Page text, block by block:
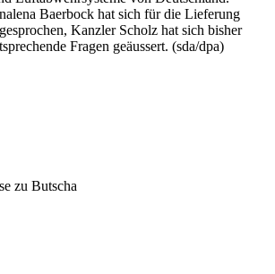
Baerbock hat sich für die Lieferung
Kanzler Scholz hat sich bisher
Fragen geäussert. (sda/dpa)
zu Butscha